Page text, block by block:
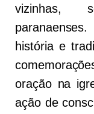
vizinhas,
história e
oração na
ação de